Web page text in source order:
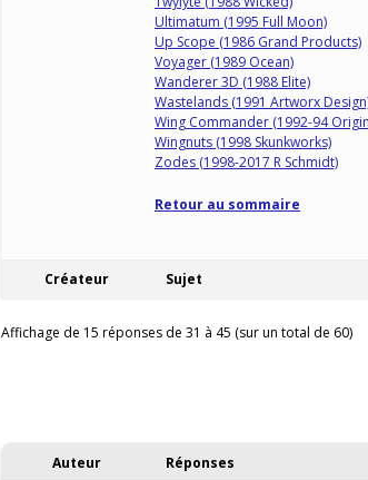
Ultimatum (1995 Full Moon)
Up Scope (1986 Grand Products)
Voyager (1989 Ocean)
Wanderer 3D (1988 Elite)
Wastelands (1991 Artworx
Wing Commander (1992-94
Wingnuts (1998 Skunkworks)
Zodes (1998-2017 R Schmidt)
Retour au sommaire
Créateur Sujet
Affichage de 15 réponses de 31 à 45 (sur un total de 60)
Auteur Réponses